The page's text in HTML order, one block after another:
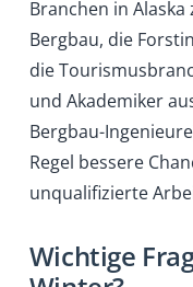
Branchen in
Bergbau, die
die
und Akademiker
Bergbau-
Regel bessere
unqualifizierte
Wichtige